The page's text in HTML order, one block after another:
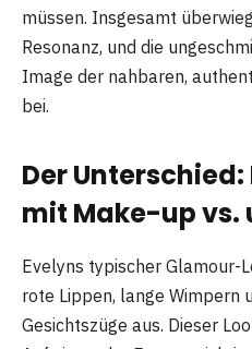
müssen. Insgesamt
Resonanz, und die
Image der nahbaren,
bei.
Der
mit Make-up
Evelyns typischer Glamour-
rote Lippen, lange Wimpern
Gesichtszüge aus. Dieser